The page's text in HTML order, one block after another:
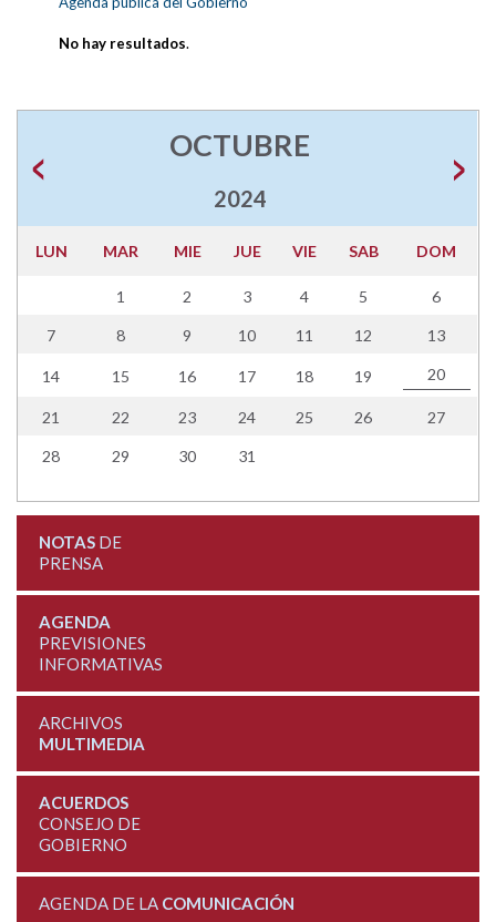
No hay resultados.
OCTUBRE
2024
LUN MAR MIE JUE VIE SAB DOM
1 2 3 4 5 6
7 8 9 10 11 12 13
14 15 16 17 18 19 20
21 22 23 24 25 26 27
28 29 30 31
NOTASDE
PRENSA
AGENDA
PREVISIONES
INFORMATIVAS
ARCHIVOS
MULTIMEDIA
ACUERDOS
CONSEJO DE
GOBIERNO
AGENDA DE LA COMUNICACIÓN